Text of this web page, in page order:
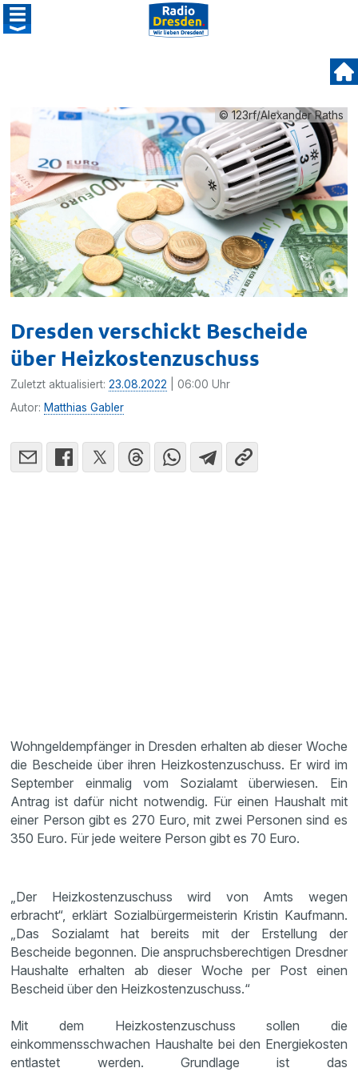
© 123rf/Alexander Raths
Dresden verschickt Bescheide
über Heizkostenzuschuss
Zuletzt aktualisiert:23.08.2022 | 06:00 Uhr
Autor: Matthias Gabler
Wohngeldempfänger in Dresden erhalten ab dieser Woche
die Bescheide über ihren Heizkostenzuschuss. Er wird im
September einmalig vom Sozialamt überwiesen. Ein
Antrag ist dafür nicht notwendig. Für einen Haushalt mit
einer Person gibt es 270 Euro, mit zwei Personen sind es
350 Euro. Für jede weitere Person gibt es 70 Euro.
„Der Heizkostenzuschuss wird von Amts wegen
erbracht“, erklärt Sozialbürgermeisterin Kristin Kaufmann.
„Das Sozialamt hat bereits mit der Erstellung der
Bescheide begonnen. Die anspruchsberechtigen Dresdner
Haushalte erhalten ab dieser Woche per Post einen
Bescheid über den Heizkostenzuschuss.“
Mit dem Heizkostenzuschuss sollen die
einkommensschwachen Haushalte bei den Energiekosten
entlastet werden. Grundlage ist das